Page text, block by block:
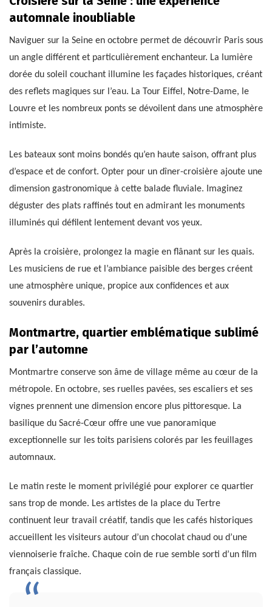
automnale inoubliable
Naviguer sur la Seine en octobre permet de découvrir Paris sous
un angle différent et particulièrement enchanteur. La lumière
dorée du soleil couchant illumine les façades historiques, créant
des reflets magiques sur l’eau. La Tour Eiffel, Notre-Dame, le
Louvre et les nombreux ponts se dévoilent dans une atmosphère
intimiste.
Les bateaux sont moins bondés qu’en haute saison, offrant plus
d’espace et de confort. Opter pour un dîner-croisière ajoute une
dimension gastronomique à cette balade fluviale. Imaginez
déguster des plats raffinés tout en admirant les monuments
illuminés qui défilent lentement devant vos yeux.
Après la croisière, prolongez la magie en flânant sur les quais.
Les musiciens de rue et l’ambiance paisible des berges créent
une atmosphère unique, propice aux confidences et aux
souvenirs durables.
Montmartre, quartier emblématique sublimé
par l’automne
Montmartre conserve son âme de village même au cœur de la
métropole. En octobre, ses ruelles pavées, ses escaliers et ses
vignes prennent une dimension encore plus pittoresque. La
basilique du Sacré-Cœur offre une vue panoramique
exceptionnelle sur les toits parisiens colorés par les feuillages
automnaux.
Le matin reste le moment privilégié pour explorer ce quartier
sans trop de monde. Les artistes de la place du Tertre
continuent leur travail créatif, tandis que les cafés historiques
accueillent les visiteurs autour d’un chocolat chaud ou d’une
viennoiserie fraîche. Chaque coin de rue semble sorti d’un film
français classique.